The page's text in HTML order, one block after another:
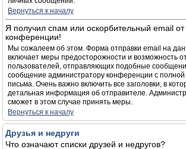
Вернуться к началу
Я получил спам или оскорбительный email от
конференции!
Мы сожалеем об этом. Форма отправки email на
включает меры предосторожности и возможность
пользователей, отправляющих подобные
сообщение администратору конференции с полной
письма. Очень важно включить все заголовки, в
детальная информация об отправителе.
сможет в этом случае принять меры.
Вернуться к началу
Друзья и недруги
Что означают списки друзей и недругов?